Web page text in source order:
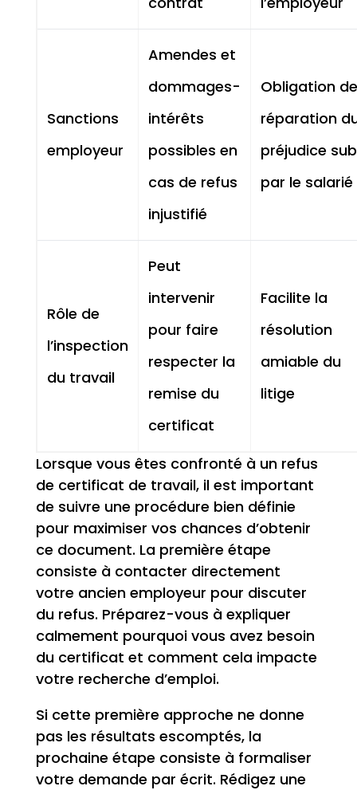
Sanctions
employeur
Amendes et
dommages-
intérêts
possibles en
cas de refus
injustifié
Obligation de
réparation
préjudice
par le salarié
Rôle de
l’inspection
du travail
Peut
intervenir
pour faire
respecter la
remise du
certificat
Facilite la
résolution
amiable du
litige
Lorsque vous êtes confronté à un refus
de certificat de travail, il est important
de suivre une procédure bien définie
pour maximiser vos chances d’obtenir
ce document. La première étape
consiste à contacter directement
votre ancien employeur pour discuter
du refus. Préparez-vous à expliquer
calmement pourquoi vous avez besoin
du certificat et comment cela impacte
votre recherche d’emploi.
Si cette première approche ne donne
pas les résultats escomptés, la
prochaine étape consiste à formaliser
votre demande par écrit. Rédigez une